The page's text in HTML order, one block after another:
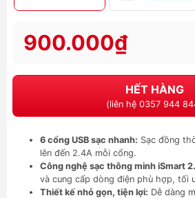
900.000₫
HẾT HÀNG
(liên hệ 0357 944
6 cổng USB sạc nhanh: Sạc đồng
lên đến 2.4A mỗi cổng.
Công nghệ sạc thông minh iSmart
và cung cấp dòng điện phù hợp, tối
Thiết kế nhỏ gọn, tiện lợi: Dễ dàng